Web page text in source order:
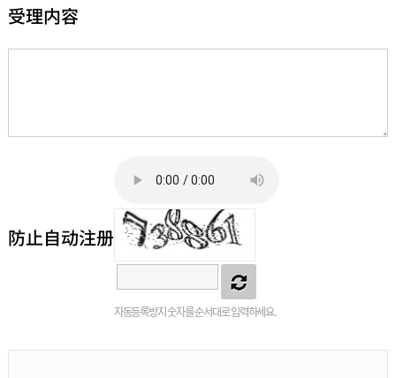
受理内容
防止自动注册
자동등록방지 숫자를 순서대로 입력하세요.